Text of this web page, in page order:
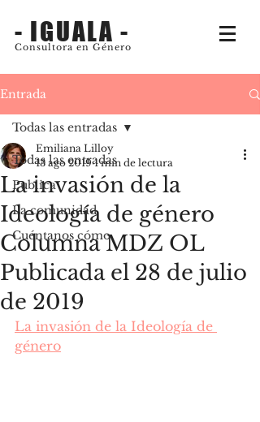
- IGUALA -
Consultora en Género
Entrada
Todas las entradas
Publica
La comunidad
Cuéntanos cómo
Todas las entradas
La invasión de la
Ideología de género
Columna MDZ OL
Publicada el 28 de julio
de 2019
Emiliana Lilloy
13 ago 2019 1 min de lectura
La invasión de la Ideología de
género